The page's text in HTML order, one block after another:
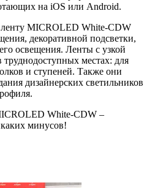
на iOS или Android.
MICROLED White-CDW
декоративной подсветки,
освещения. Ленты с узкой
местах: для
и ступеней. Также они
дизайнерских светильников
White-CDW –
минусов!